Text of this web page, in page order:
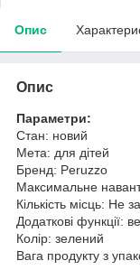
Опис
Опис
Параметри:
Стан: новий
Мета: для дітей
Бренд: Peruzzo
Максимальне
Кількість місць: Не
Додаткові функції:
Колір: зелений
Вага продукту з